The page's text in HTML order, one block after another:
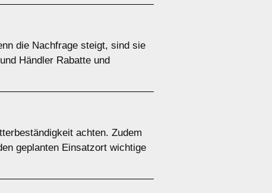
die Nachfrage steigt, sind sie
Händler Rabatte und
achten. Zudem
geplanten Einsatzort wichtige